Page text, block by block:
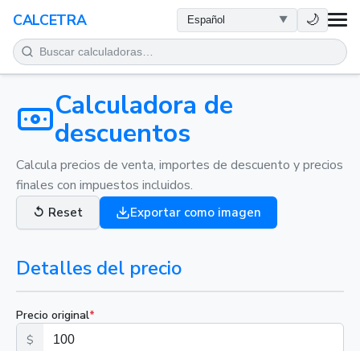
CALCETRA 🌙
MATEMÁTICAS
CONVERSIONES
CIENCIA
COTIDIANO
OTRAS HERRAMIENTAS
Calculadora de
descuentos
Calcula precios de venta, importes de descuento y precios
finales con impuestos incluidos.
↺ Reset Exportar como imagen
Detalles del precio
Precio original*
$